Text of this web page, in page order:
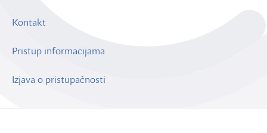
Kontakt
Pristup informacijama
Izjava o pristupačnosti